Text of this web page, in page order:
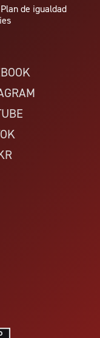
Plan de igualdad